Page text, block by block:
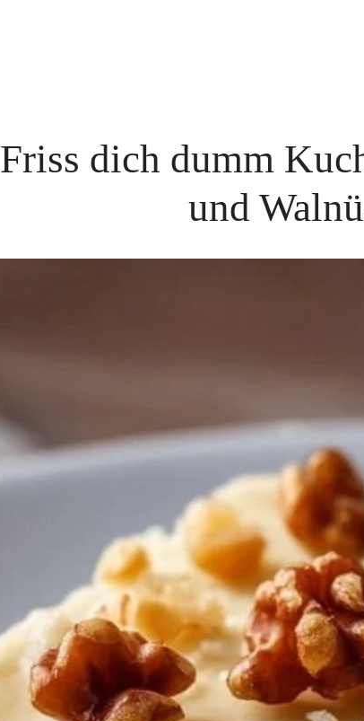
Friss dich dumm
und